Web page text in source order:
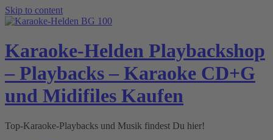
Skip to content
Karaoke-Helden Playbackshop
– Playbacks – Karaoke CD+G
und Midifiles Kaufen
Top-Karaoke-Playbacks und Musik findest Du hier!